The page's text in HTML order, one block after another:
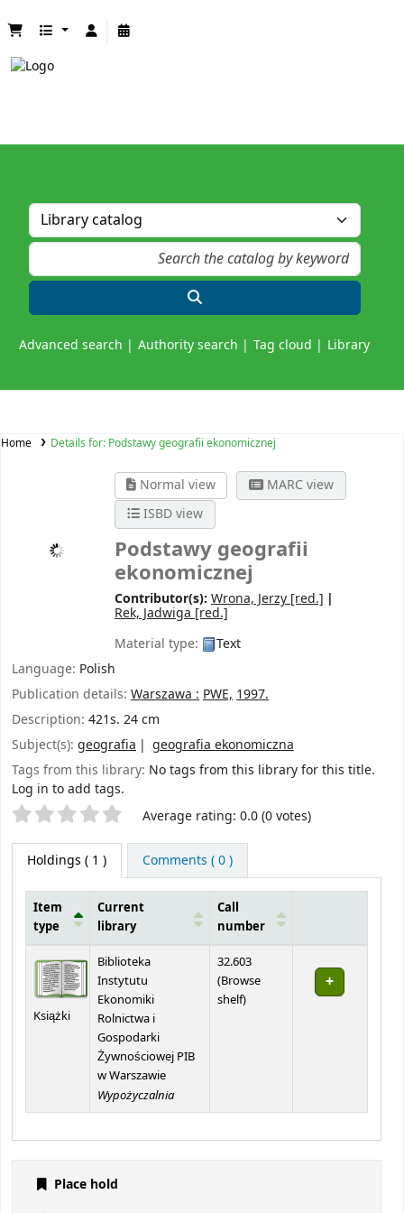
Advanced search Authority search Tag cloud Library
Home Details for: Podstawy geografii ekonomicznej
Normal view
MARC view
ISBD view
Podstawy geografii
ekonomicznej
Contributor(s): Wrona, Jerzy [red.]
Rek, Jadwiga [red.]
Material type:
Text
Language: Polish
Publication details: Warszawa : PWE, 1997.
Description: 421s. 24 cm
Subject(s): geografia
geografia ekonomiczna
Tags from this library: No tags from this library for this title.
Log in to add tags.
Star ratings Average rating: 0.0 (0 votes)
Holdings ( 1 ) Comments ( 0 )
Item
type
Current
library
Call
number
Książki
Biblioteka
Instytutu
Ekonomiki
Rolnictwa i
Gospodarki
Żywnościowej PIB
w Warszawie
Wypożyczalnia
32.603
(Browse
shelf(Opens below)
)
Place hold